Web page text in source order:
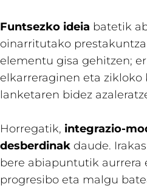
Funtsezko ideia batetik
oinarritutako
elementu gisa gehitzen;
elkarreraginen eta
lanketaren bidez
Horregatik, integrazio-
desberdinak daude.
bere abiapuntutik aurrera
progresibo eta malgu